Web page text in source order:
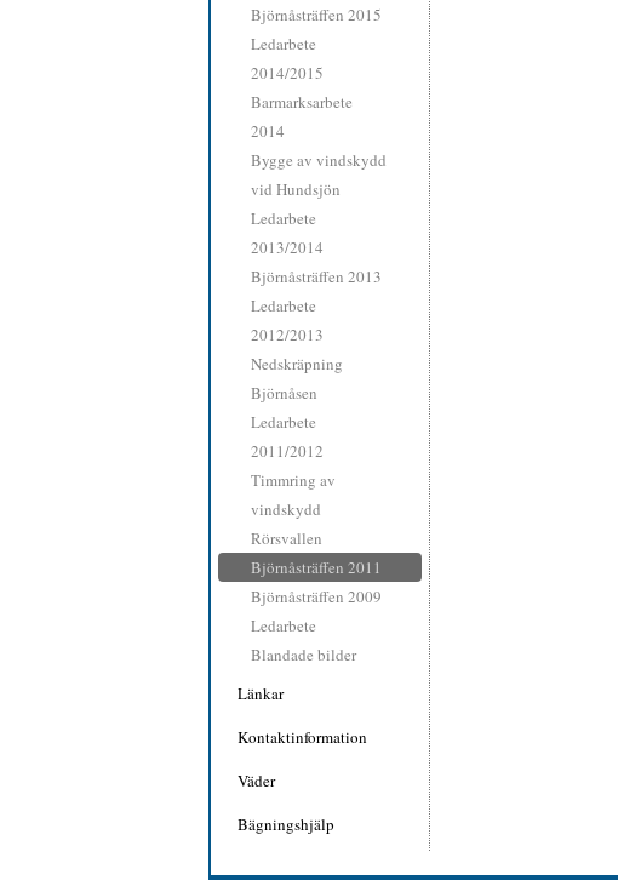
Björnåsträffen 2015
Ledarbete
2014/2015
Barmarksarbete
2014
Bygge av vindskydd
vid Hundsjön
Ledarbete
2013/2014
Björnåsträffen 2013
Ledarbete
2012/2013
Nedskräpning
Björnåsen
Ledarbete
2011/2012
Timmring av
vindskydd
Rörsvallen
Björnåsträffen 2011
Björnåsträffen 2009
Ledarbete
Blandade bilder
Länkar
Kontaktinformation
Väder
Bägningshjälp